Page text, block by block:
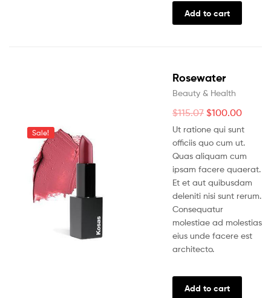
Add to cart
Sale!
Rosewater
Beauty & Health
$115.07 $100.00
Ut ratione qui sunt
officiis quo cum ut.
Quas aliquam cum
ipsam facere quaerat.
Et et aut quibusdam
deleniti nisi sunt rerum.
Consequatur
molestiae ad molestias
eius unde facere est
architecto.
Add to cart